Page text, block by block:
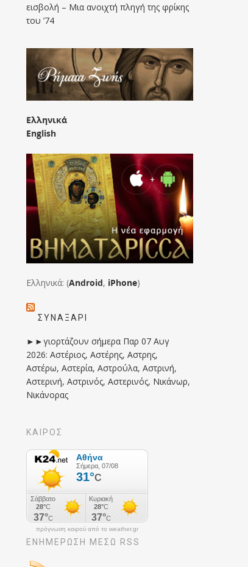
εισβολή – Μια ανοιχτή πληγή της φρίκης
του ’74
Ελληνικά
English
Ελληνικά: (Android, iPhone)
ΣΥΝΑΞΆΡΙ
►►γιορτάζουν σήμερα Παρ 07 Αυγ
2026: Αστέριος, Αστέρης, Αστρης,
Αστέρω, Αστερία, Αστρούλα, Αστρινή,
Αστερινή, Αστρινός, Αστερινός, Νικάνωρ,
Νικάνορας
ΚΑΙΡΟΣ
πρόγνωση καιρού από το weather.gr
ΕΝΗΜΈΡΩΣΉ ΜΕΣΩ RSS